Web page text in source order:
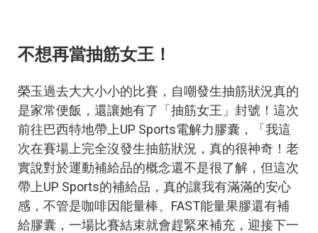
不想再當抽筋女王！
榮玉過去大大小小的比賽，自嘲發生抽筋狀況真的
是家常便飯，還讓她有了「抽筋女王」封號！這次
前往巴西特地帶上UP Sports電解力膠囊，「我這
次在賽場上完全沒發生抽筋狀況，真的很神奇！老
實說對於運動補給品的概念還不是很了解，但這次
帶上UP Sports的補給品，真的讓我有滿滿的安心
感，不管是咖啡因能量棒、FAST能量果膠還有補
給膠囊，一場比賽結束就會趕緊來補充，迎接下一